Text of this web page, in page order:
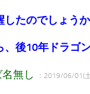
たのでしょうか
、後10年ドラゴ
無し ：2019/06/01(